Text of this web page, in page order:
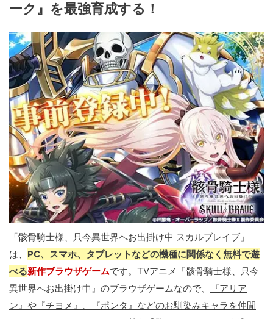
ーク』を最強育成する！
「骸骨騎士様、只今異世界へお出掛け中 スカルブレイブ」
は、 PC、スマホ、タブレットなどの機種に関係なく無料で遊
べる新作ブラウザゲームです。TVアニメ『骸骨騎士様、只今
異世界へお出掛け中』のブラウザゲームなので、
『アリア
ン』や『チヨメ』、『ポンタ』などのお馴染みキャラを仲間